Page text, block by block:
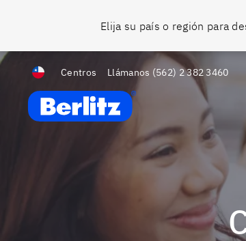
Elija su país o región para
Centros Llámanos (562) 2 382 3460
Berlitz Chile